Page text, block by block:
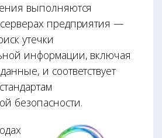
выполняются
предприятия —
утечки
информации, включая
и соответствует
безопасности.